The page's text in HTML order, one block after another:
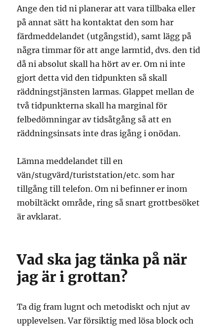
Ange den tid ni planerar att vara tillbaka eller
på annat sätt ha kontaktat den som har
färdmeddelandet (utgångstid), samt lägg på
några timmar för att ange larmtid, dvs. den tid
då ni absolut skall ha hört av er. Om ni inte
gjort detta vid den tidpunkten så skall
räddningstjänsten larmas. Glappet mellan de
två tidpunkterna skall ha marginal för
felbedömningar av tidsåtgång så att en
räddningsinsats inte dras igång i onödan.
Lämna meddelandet till en
vän/stugvärd/turiststation/etc. som har
tillgång till telefon. Om ni befinner er inom
mobiltäckt område, ring så snart grottbesöket
är avklarat.
Vad ska jag tänka på när
jag är i grottan?
Ta dig fram lugnt och metodiskt och njut av
upplevelsen. Var försiktig med lösa block och